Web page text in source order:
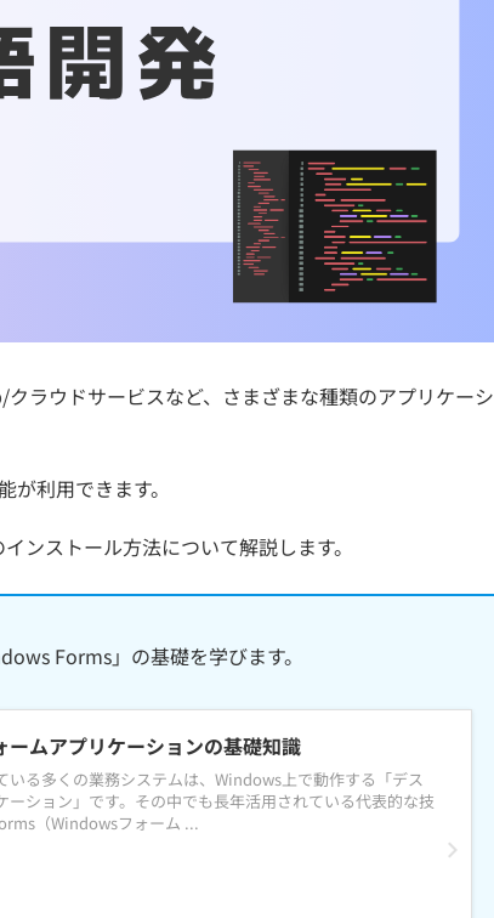
ウドサービスなど、さまざまな種類のアプリケーシ
利用できます。
ストール方法について解説します。
Forms」の基礎を学びます。
ムアプリケーションの基礎知識
いる多くの業務システムは、Windows上で動作する「デス
ーション」です。その中でも長年活用されている代表的な技
（Windowsフォーム ...